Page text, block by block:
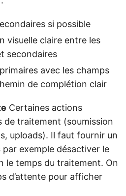
si possible
visuelle claire entre les
secondaires
avec les champs
de complétion clair
Certaines actions
de traitement (soumission
uploads). Il faut fournir un
exemple désactiver le
le temps du traitement. On
d’attente pour afficher